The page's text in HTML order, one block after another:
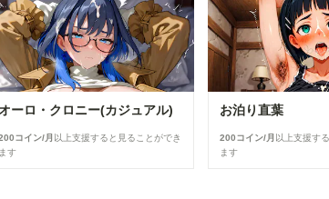
ーロ・クロニー(カジュアル)
コイン/月 以上支援すると見ることができ
ます
お泊り直葉
200コイン/月 以上支援す
ます